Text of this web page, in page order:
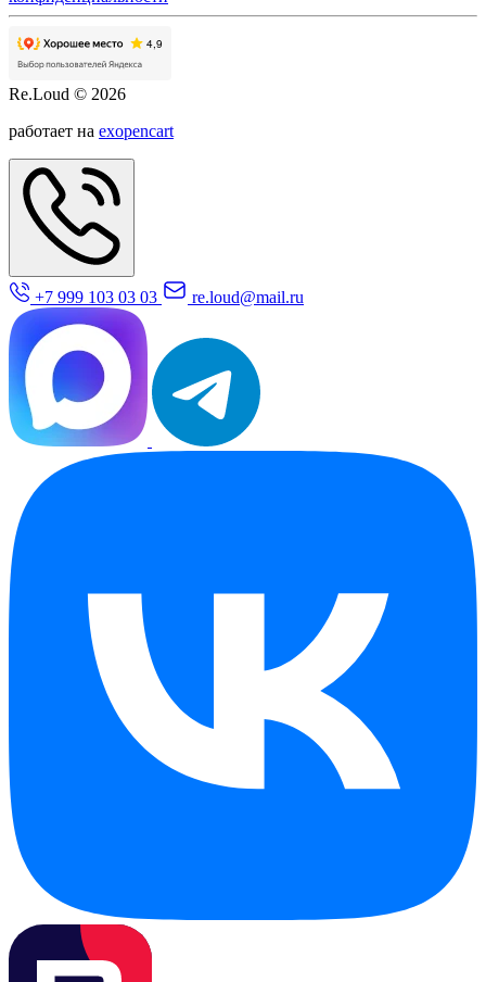
Re.Loud © 2026
работает на exopencart
+7 999 103 03 03 re.loud@mail.ru